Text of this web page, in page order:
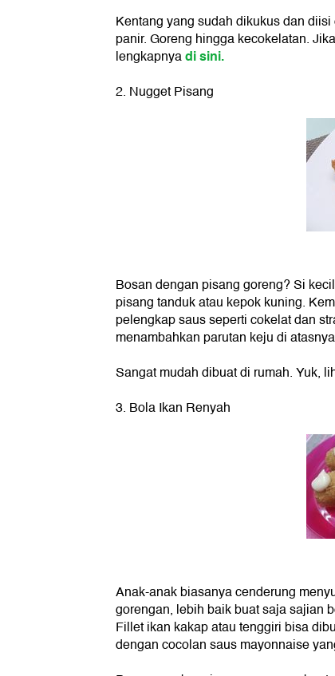
Kentang yang sudah dikukus dan
panir. Goreng hingga kecokelatan.
lengkapnyadi sini.
2. Nugget Pisang
Bosan dengan pisang goreng? Si
pisang tanduk atau kepok kuning.
pelengkap saus seperti cokelat dan
menambahkan parutan keju di
Sangat mudah dibuat di rumah. Yuk,
3. Bola Ikan Renyah
Anak-anak biasanya cenderung
gorengan, lebih baik buat saja sajian
Fillet ikan kakap atau tenggiri bisa
dengan cocolan saus mayonnaise